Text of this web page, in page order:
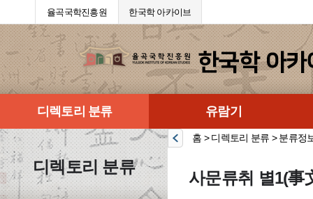
율곡국학진흥원 한국학 아카이브
디렉토리 분류 유람기
디렉토리 분류
홈 > 디렉토리 분류 > 분류정
사문류취 별1(事